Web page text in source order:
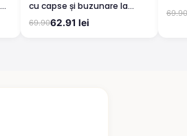
cu capse și buzunare la
69.9062.91 lei
69.90